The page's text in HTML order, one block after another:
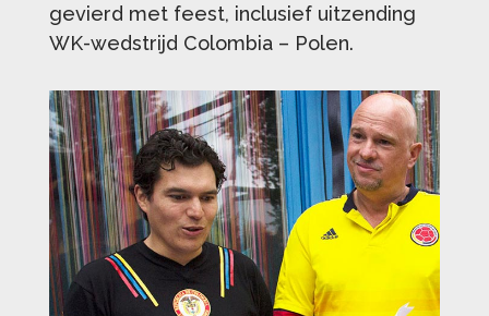
gevierd met feest, inclusief uitzending
WK-wedstrijd Colombia – Polen.